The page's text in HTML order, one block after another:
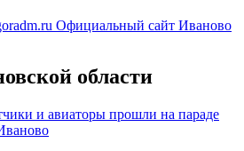
Официальный сайт Иваново
области
и авиаторы прошли на параде